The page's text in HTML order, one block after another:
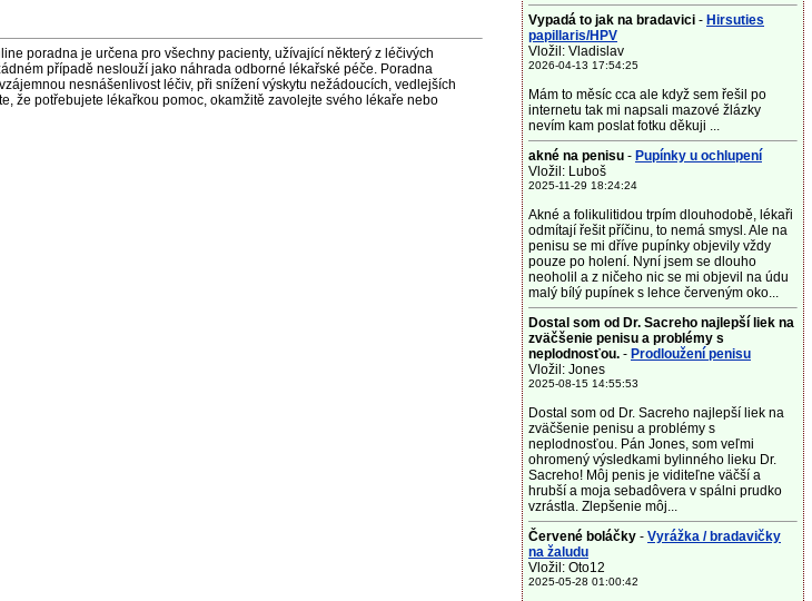
poradna je určena pro všechny pacienty, užívající některý z léčivých
případě neslouží jako náhrada odborné lékařské péče. Poradna
nesnášenlivost léčiv, při snížení výskytu nežádoucích, vedlejších
že potřebujete lékařkou pomoc, okamžitě zavolejte svého lékaře nebo
Vypadá to jak na bradavici - Hirsuties
papillaris/HPV
Vložil: Vladislav
2026-04-13 17:54:25
Mám to měsíc cca ale když sem řešil po
internetu tak mi napsali mazové žlázky
nevím kam poslat fotku děkuji ...
akné na penisu - Pupínky u ochlupení
Vložil: Luboš
2025-11-29 18:24:24
Akné a folikulitidou trpím dlouhodobě, lékaři
odmítají řešit příčinu, to nemá smysl. Ale na
penisu se mi dříve pupínky objevily vždy
pouze po holení. Nyní jsem se dlouho
neoholil a z ničeho nic se mi objevil na údu
malý bílý pupínek s lehce červeným oko...
Dostal som od Dr. Sacreho najlepší liek na
zväčšenie penisu a problémy s
neplodnosťou. - Prodloužení penisu
Vložil: Jones
2025-08-15 14:55:53
Dostal som od Dr. Sacreho najlepší liek na
zväčšenie penisu a problémy s
neplodnosťou. Pán Jones, som veľmi
ohromený výsledkami bylinného lieku Dr.
Sacreho! Môj penis je viditeľne väčší a
hrubší a moja sebadôvera v spálni prudko
vzrástla. Zlepšenie môj...
Červené boláčky - Vyrážka / bradavičky
na žaludu
Vložil: Oto12
2025-05-28 01:00:42